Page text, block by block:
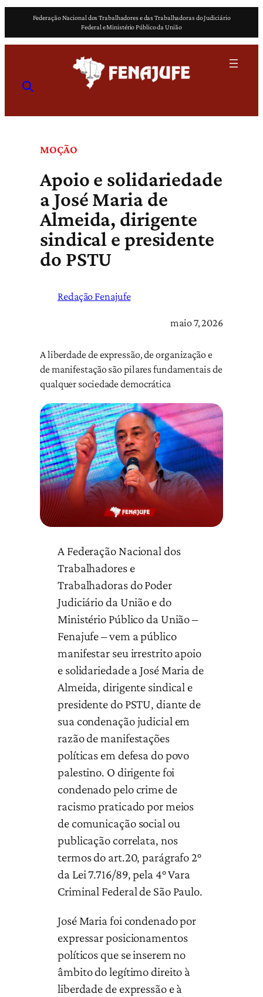
o
Federação Nacional dos Trabalhadores e das Trabalhadoras do Judiciário
Federal e Ministério Público da União
MOÇÃO
Apoio e solidariedade
a José Maria de
Almeida, dirigente
sindical e presidente
do PSTU
Redação Fenajufe
maio 7, 2026
A liberdade de expressão, de organização e
de manifestação são pilares fundamentais de
qualquer sociedade democrática
A Federação Nacional dos
Trabalhadores e
Trabalhadoras do Poder
Judiciário da União e do
Ministério Público da União –
Fenajufe – vem a público
manifestar seu irrestrito apoio
e solidariedade a José Maria de
Almeida, dirigente sindical e
presidente do PSTU, diante de
sua condenação judicial em
razão de manifestações
políticas em defesa do povo
palestino. O dirigente foi
condenado pelo crime de
racismo praticado por meios
de comunicação social ou
publicação correlata, nos
termos do art.20, parágrafo 2°
da Lei 7.716/89, pela 4° Vara
Criminal Federal de São Paulo.
José Maria foi condenado por
expressar posicionamentos
políticos que se inserem no
âmbito do legítimo direito à
liberdade de expressão e à